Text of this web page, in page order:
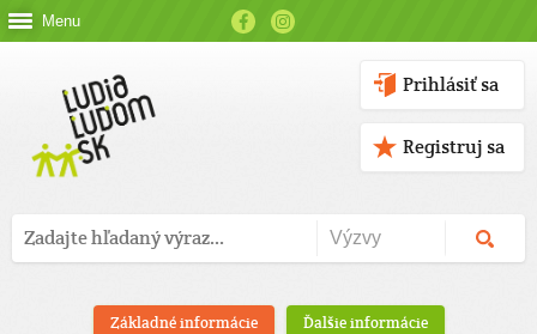
Menu
Prihlásiť sa
Registruj sa
Základné informácie Ďalšie informácie